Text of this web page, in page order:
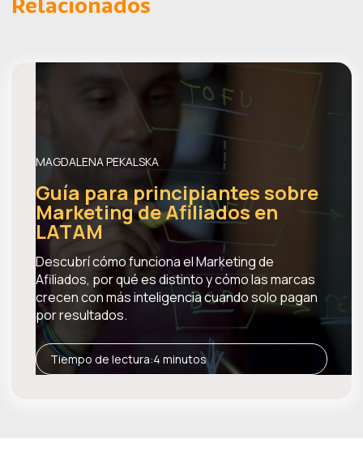
Relacionados
MAGDALENA PEKALSKA
Guía para principiantes sobre
Marketing de Afiliados en
LATAM
Descubrí cómo funciona el Marketing de
Afiliados, por qué es distinto y cómo las marcas
crecen con más inteligencia cuando solo pagan
por resultados.
Tiempo de lectura:4 minutos